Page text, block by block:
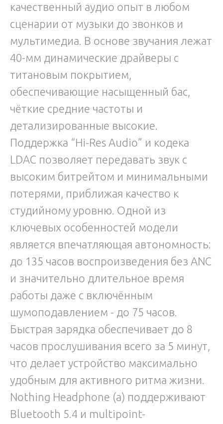
качественный аудио опыт в любом
сценарии от музыки до звонков и
мультимедиа. В основе звучания лежат
40-мм динамические драйверы с
титановым покрытием,
обеспечивающие насыщенный бас,
чёткие средние частоты и
детализированные высокие.
Поддержка “Hi-Res Audio” и кодека
LDAC позволяет передавать звук с
высоким битрейтом и минимальными
потерями, приближая качество к
студийному уровню. Одной из
ключевых особенностей модели
является впечатляющая автономность:
до 135 часов воспроизведения без ANC
и значительно длительное время
работы даже с включённым
шумоподавлением - до 75 часов.
Быстрая зарядка обеспечивает до 8
часов прослушивания всего за 5 минут,
что делает устройство максимально
удобным для активного ритма жизни.
Nothing Headphone (a) поддерживают
Bluetooth 5.4 и multipoint-